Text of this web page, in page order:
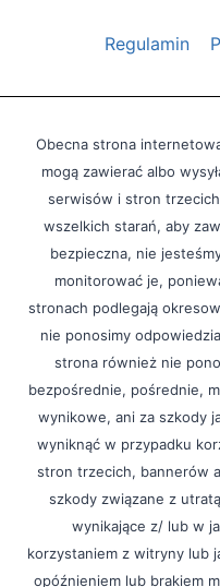
Regulamin
Obecna strona
mogą zawierać albo
serwisów i stron trzecich
wszelkich starań, aby
bezpieczna, nie
monitorować je,
stronach podlegają
nie ponosimy
strona również nie
bezpośrednie, pośrednie,
wynikowe, ani za szkody
wyniknąć w przypadku
stron trzecich, bannerów
szkody związane z
wynikające z/ lub w
korzystaniem z witryny lub
opóźnieniem lub brakiem